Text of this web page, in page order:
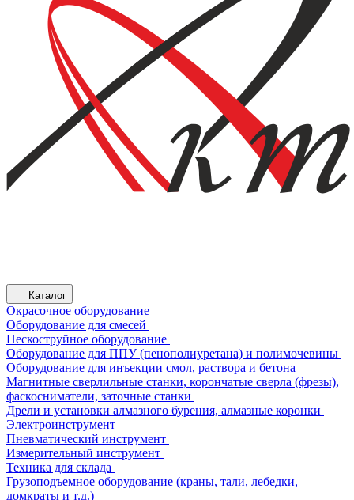
Каталог
Окрасочное оборудование
Оборудование для смесей
Пескоструйное оборудование
Оборудование для ППУ (пенополиуретана) и полимочевины
Оборудование для инъекции смол, раствора и бетона
Магнитные сверлильные станки, корончатые сверла (фрезы),
фаскосниматели, заточные станки
Дрели и установки алмазного бурения, алмазные коронки
Электроинструмент
Пневматический инструмент
Измерительный инструмент
Техника для склада
Грузоподъемное оборудование (краны, тали, лебедки,
домкраты и т.д.)